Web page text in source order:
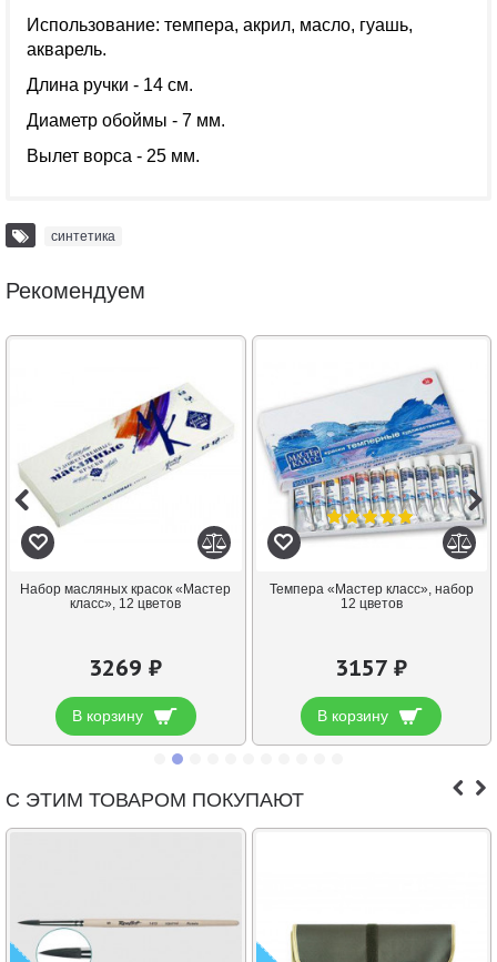
Использование: темпера, акрил, масло, гуашь,
акварель.
Длина ручки - 14 см.
Диаметр обоймы - 7 мм.
Вылет ворса - 25 мм.
синтетика
Рекомендуем
Набор масляных красок «Мастер
класс», 12 цветов
3269 ₽
В корзину
Темпера «Мастер класс», набор
12 цветов
3157 ₽
В корзину
С ЭТИМ ТОВАРОМ ПОКУПАЮТ